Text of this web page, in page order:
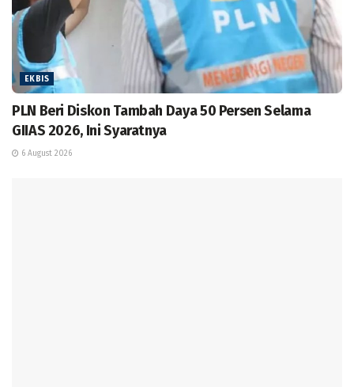
EKBIS
PLN Beri Diskon Tambah Daya 50 Persen Selama
GIIAS 2026, Ini Syaratnya
6 August 2026